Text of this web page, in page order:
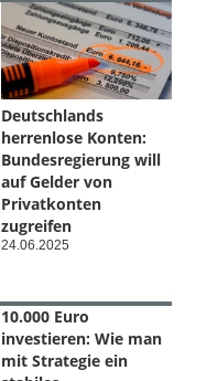
Deutschlands
herrenlose Konten:
Bundesregierung will
auf Gelder von
Privatkonten
zugreifen
24.06.2025
10.000 Euro
investieren: Wie man
mit Strategie ein